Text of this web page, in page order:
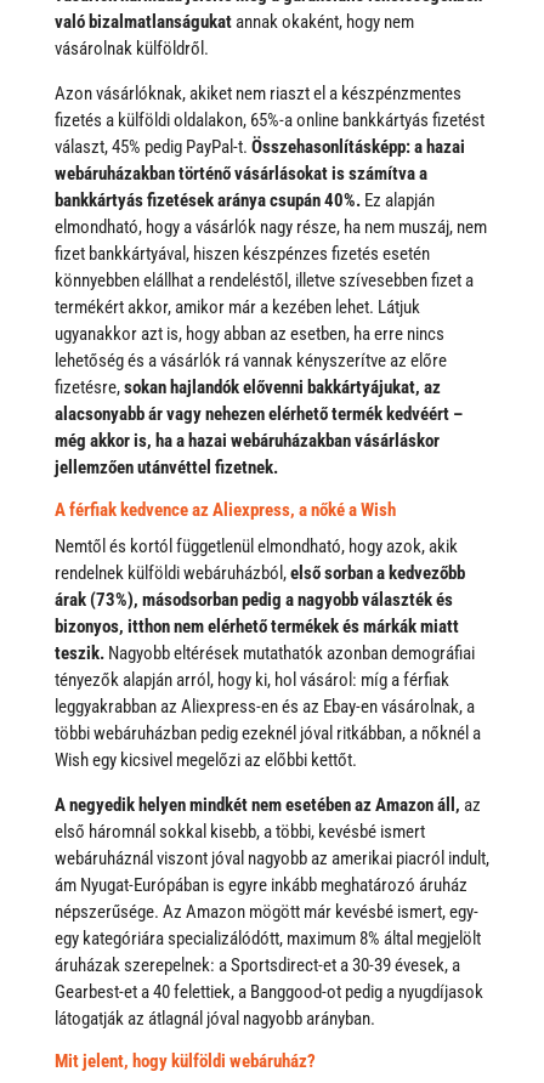
való bizalmatlanságukatannak okaként, hogy nem
vásárolnak külföldről.
Azon vásárlóknak, akiket nem riaszt el a készpénzmentes
fizetés a külföldi oldalakon, 65%-a online bankkártyás fizetést
választ, 45% pedig PayPal-t. Összehasonlításképp: a hazai
webáruházakban történő vásárlásokat is számítva a
bankkártyás fizetések aránya csupán 40%.Ez alapján
elmondható, hogy a vásárlók nagy része, ha nem muszáj, nem
fizet bankkártyával, hiszen készpénzes fizetés esetén
könnyebben elállhat a rendeléstől, illetve szívesebben fizet a
termékért akkor, amikor már a kezében lehet. Látjuk
ugyanakkor azt is, hogy abban az esetben, ha erre nincs
lehetőség és a vásárlók rá vannak kényszerítve az előre
fizetésre,sokan hajlandók elővenni bakkártyájukat, az
alacsonyabb ár vagy nehezen elérhető termék kedvéért –
még akkor is, ha a hazai webáruházakban vásárláskor
jellemzően utánvéttel fizetnek.
A férfiak kedvence az Aliexpress, a nőké a Wish
Nemtől és kortól függetlenül elmondható, hogy azok, akik
rendelnek külföldi webáruházból,első sorban a kedvezőbb
árak (73%), másodsorban pedig a nagyobb választék és
bizonyos, itthon nem elérhető termékek és márkák miatt
teszik.Nagyobb eltérések mutathatók azonban demográfiai
tényezők alapján arról, hogy ki, hol vásárol: míg a férfiak
leggyakrabban az Aliexpress-en és az Ebay-en vásárolnak, a
többi webáruházban pedig ezeknél jóval ritkábban, a nőknél a
Wish egy kicsivel megelőzi az előbbi kettőt.
A negyedik helyen mindkét nem esetében az Amazon áll, az
első háromnál sokkal kisebb, a többi, kevésbé ismert
webáruháznál viszont jóval nagyobb az amerikai piacról indult,
ám Nyugat-Európában is egyre inkább meghatározó áruház
népszerűsége. Az Amazon mögött már kevésbé ismert, egy-
egy kategóriára specializálódótt, maximum 8% által megjelölt
áruházak szerepelnek: a Sportsdirect-et a 30-39 évesek, a
Gearbest-et a 40 felettiek, a Banggood-ot pedig a nyugdíjasok
látogatják az átlagnál jóval nagyobb arányban.
Mit jelent, hogy külföldi webáruház?